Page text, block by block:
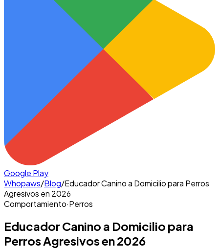
Google Play
Whopaws/Blog/Educador Canino a Domicilio para Perros
Agresivos en 2026
Comportamiento·Perros
Educador Canino a Domicilio para
Perros Agresivos en 2026